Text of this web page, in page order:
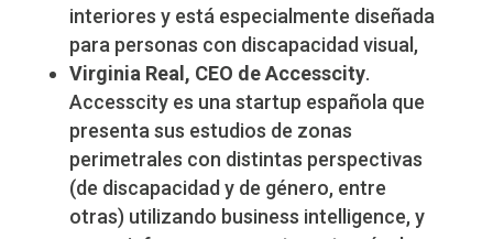
interiores y está especialmente diseñada
para personas con discapacidad visual,
Virginia Real, CEO de Accesscity.
Accesscity es una startup española que
presenta sus estudios de zonas
perimetrales con distintas perspectivas
(de discapacidad y de género, entre
otras) utilizando business intelligence, y